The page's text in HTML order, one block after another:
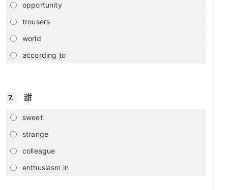
opportunity
trousers
world
according to
7. 甜
sweet
strange
colleague
enthusiasm in